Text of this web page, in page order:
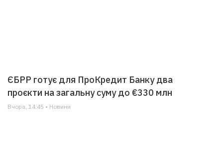
ЄБРР готує для ПроКредит Банку два
проєкти на загальну суму до €330 млн
Вчора, 14:45 • Новини